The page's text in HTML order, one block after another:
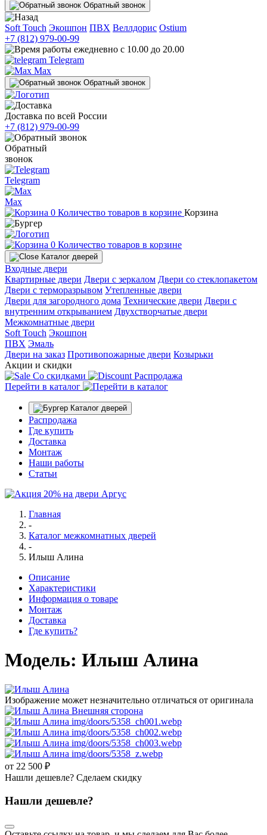
Обратный звонок
Soft Touch Экошпон ПВХ Веллдорис Ostium
+7 (812) 979-00-99
ежедневно с 10.00 до 20.00
Telegram
Max
Обратный звонок
Доставка по всей России
+7 (812) 979-00-99
Обратный
звонок
Telegram
Max
0 Количество товаров в корзине Корзина
0 Количество товаров в корзине
Каталог дверей
Входные двери
Квартирные двери Двери с зеркалом Двери со стеклопакетом
Двери с терморазрывом Утепленные двери
Двери для загородного дома Технические двери Двери с
внутренним открыванием Двухстворчатые двери
Межкомнатные двери
Soft Touch Экошпон
ПВХ Эмаль
Двери на заказ Противопожарные двери Козырьки
Акции и скидки
Со скидками
Распродажа
Перейти в каталог
Каталог дверей
Распродажа
Где купить
Доставка
Монтаж
Наши работы
Статьи
Главная
-
Каталог межкомнатных дверей
-
Илыш Алина
Описание
Характеристики
Информация о товаре
Монтаж
Доставка
Где купить?
Модель: Илыш Алина
Изображение может незначительно отличаться от оригинала
от 22 500 ₽
Нашли дешевле? Сделаем скидку
Нашли дешевле?